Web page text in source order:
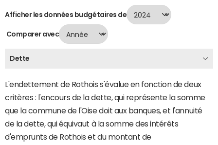
Afficher les données budgétaires de
Comparer avec
Dette
L'endettement de Rothois s'évalue en fonction de deux
critères : l'encours de la dette, qui représente la somme
que la commune de l'Oise doit aux banques, et l'annuité
de la dette, qui équivaut à la somme des intérêts
d'emprunts de Rothois et du montant de